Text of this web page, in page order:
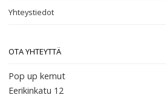
Yhteystiedot
OTA YHTEYTTÄ
Pop up kemut
Eerikinkatu 12